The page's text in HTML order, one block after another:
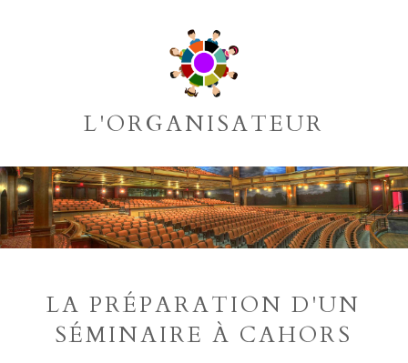
L'ORGANISATEUR
LA PRÉPARATION D'UN
SÉMINAIRE À CAHORS